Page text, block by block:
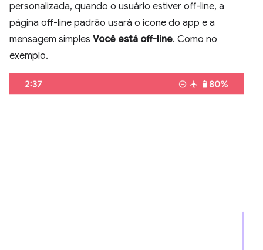
personalizada, quando o usuário estiver off-line, a
página off-line padrão usará o ícone do app e a
mensagem simples Você está off-line. Como no
exemplo.